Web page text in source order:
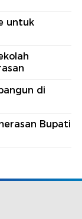
untuk
di
Bupati